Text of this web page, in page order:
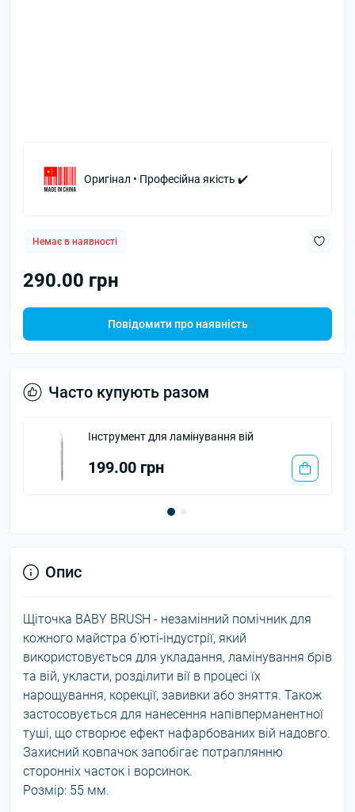
Оригінал • Професійна якість ✔️
Немає в наявності
290.00 грн
Повідомити про наявність
Часто купують разом
для ламінування вій
Опис
Щіточка BABY BRUSH - незамінний помічник для
кожного майстра б'юті-індустрії, який
використовується для укладання, ламінування брів
та вій, укласти, розділити вії в процесі їх
нарощування, корекції, завивки або зняття. Також
застосовується для нанесення напівперманентної
туші, що створює ефект нафарбованих вій надовго.
Захисний ковпачок запобігає потраплянню
сторонніх часток і ворсинок.
Розмір: 55 мм.